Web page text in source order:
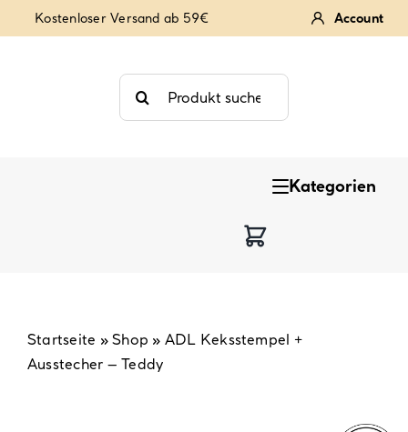
Inhalt
Kostenloser Versand ab 59€ Account
Suche
nach:
Kategorien
Backzubehör & Backwerkzeug
Startseite »Shop » ADL Keksstempel +
Ausstecher – Teddy